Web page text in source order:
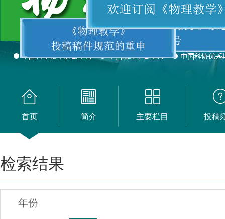
首页 简介 主要栏目 投稿
检索结果
年份